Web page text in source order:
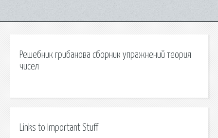
Решебник грибанова сборник упражнений теория
чисел
Links to Important Stuff